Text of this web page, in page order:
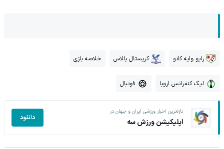
رایو وایه کانو کریستال پالاس خلاصه بازی
لیگ کنفرانس اروپا فوتبال
تازه‌ترین اخبار ورزشی ایران و جهان در
اپلیکیشن ورزش سه دانلود